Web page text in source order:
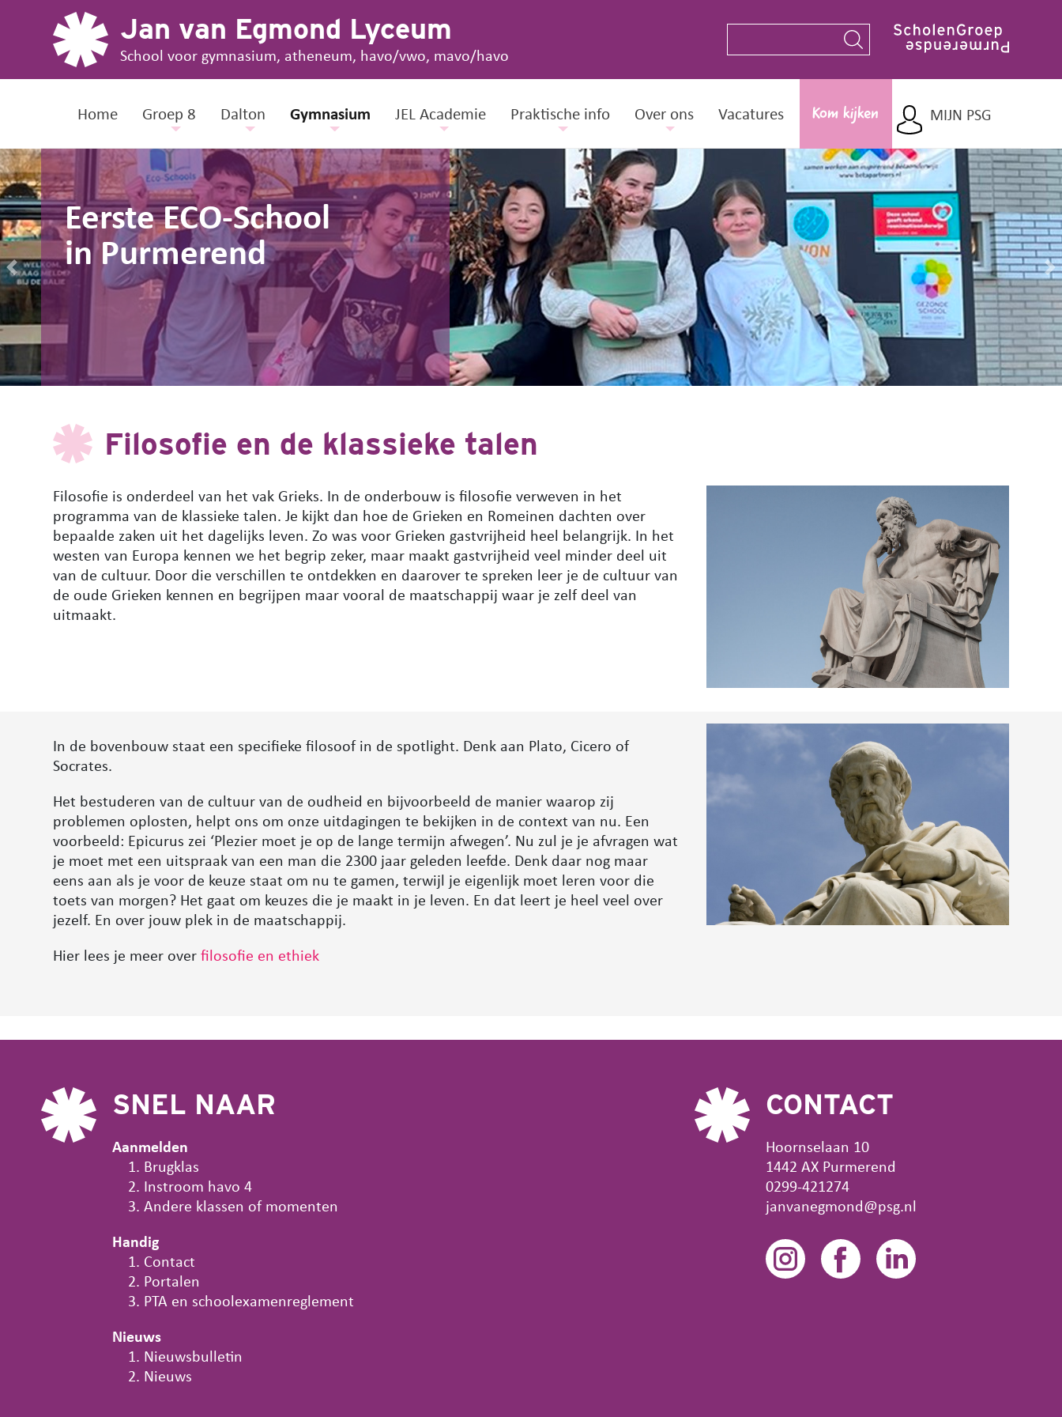
Jan van Egmond Lyceum
School voor gymnasium, atheneum, havo/vwo, mavo/havo
Home Groep 8 Dalton Gymnasium JEL Academie Praktische info Over ons Vacatures Kom kijken MIJN PSG
Eerste ECO-School
in Purmerend
Previous
Filosofie en de klassieke talen
Filosofie is onderdeel van het vak Grieks. In de onderbouw is filosofie verweven in het
programma van de klassieke talen. Je kijkt dan hoe de Grieken en Romeinen dachten over
bepaalde zaken uit het dagelijks leven. Zo was voor Grieken gastvrijheid heel belangrijk. In het
westen van Europa kennen we het begrip zeker, maar maakt gastvrijheid veel minder deel uit
van de cultuur. Door die verschillen te ontdekken en daarover te spreken leer je de cultuur van
de oude Grieken kennen en begrijpen maar vooral de maatschappij waar je zelf deel van
uitmaakt.
In de bovenbouw staat een specifieke filosoof in de spotlight. Denk aan Plato, Cicero of
Socrates.
Het bestuderen van de cultuur van de oudheid en bijvoorbeeld de manier waarop zij
problemen oplosten, helpt ons om onze uitdagingen te bekijken in de context van nu. Een
voorbeeld: Epicurus zei ‘Plezier moet je op de lange termijn afwegen’. Nu zul je je afvragen wat
je moet met een uitspraak van een man die 2300 jaar geleden leefde. Denk daar nog maar
eens aan als je voor de keuze staat om nu te gamen, terwijl je eigenlijk moet leren voor die
toets van morgen? Het gaat om keuzes die je maakt in je leven. En dat leert je heel veel over
jezelf. En over jouw plek in de maatschappij.
Hier lees je meer overfilosofie en ethiek
SNEL NAAR
Aanmelden
Brugklas
Instroom havo 4
Andere klassen of momenten
Handig
Contact
Portalen
PTA en schoolexamenreglement
Nieuws
Nieuwsbulletin
Nieuws
CONTACT
Hoornselaan 10
1442 AX Purmerend
0299-421274
janvanegmond@psg.nl